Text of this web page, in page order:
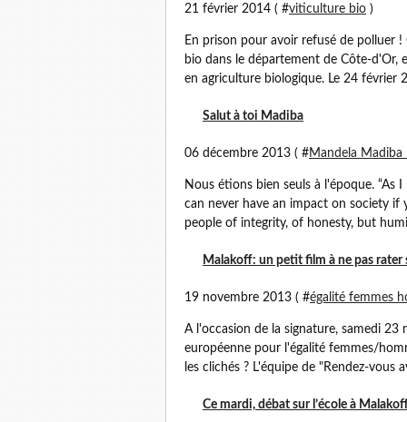
21 février 2014 ( #viticulture bio )
En prison pour avoir refusé de polluer
bio dans le département de Côte-d'Or,
en agriculture biologique. Le 24 février
Salut à toi Madiba
06 décembre 2013 ( #Mandela
Nous étions bien seuls à l'époque.
can never have an impact on society if
people of integrity, of honesty, but
Malakoff: un petit film à ne pas rater
19 novembre 2013 ( #égalité femmes
A l'occasion de la signature, samedi
européenne pour l'égalité femmes/
les clichés ? L'équipe de "Rendez-vous
Ce mardi, débat sur l’école à